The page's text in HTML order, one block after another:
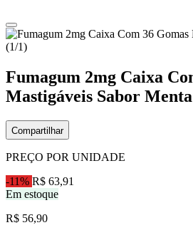
Fumagum 2mg Caixa
Mastigáveis Sabor Menta
Compartilhar
PREÇO POR UNIDADE
-11% R$ 63,91
Em estoque
R$ 56,90